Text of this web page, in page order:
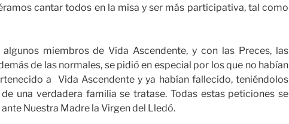
cantar todos en la misa y ser más participativa, tal como
miembros de Vida Ascendente, y con las Preces, las
de las normales, se pidió en especial por los que no habían
a Vida Ascendente y ya habían fallecido, teniéndolos
una verdadera familia se tratase. Todas estas peticiones se
Nuestra Madre la Virgen del Lledó.